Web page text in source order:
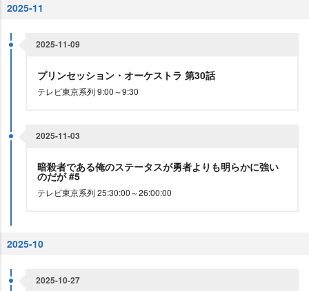
2025-11
2025-11-09
プリンセッション・オーケストラ 第30話
テレビ東京系列 9:00～9:30
2025-11-03
暗殺者である俺のステータスが勇者よりも明らかに強い
のだが #5
テレビ東京系列 25:30:00～26:00:00
2025-10
2025-10-27